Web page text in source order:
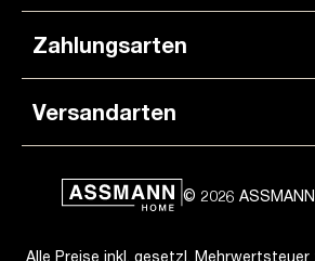
Zahlungsarten
Versandarten
© 2026
Alle Preise inkl. gesetzl. Mehrwertsteuer